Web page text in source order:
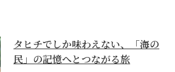
タヒチでしか味わえない、「海の
民」の記憶へとつながる旅